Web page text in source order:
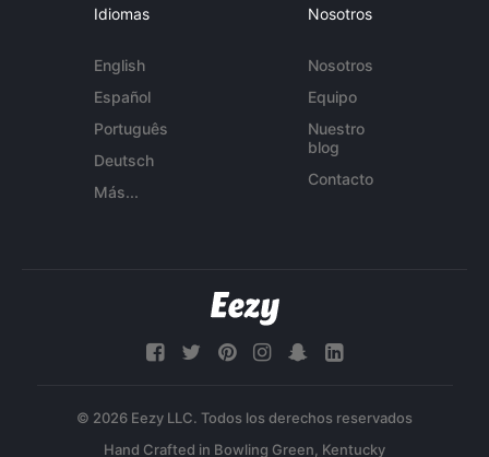
Idiomas
English
Español
Português
Deutsch
Más...
Nosotros
Nosotros
Equipo
Nuestro
blog
Contacto
© 2026 Eezy LLC. Todos los derechos reservados